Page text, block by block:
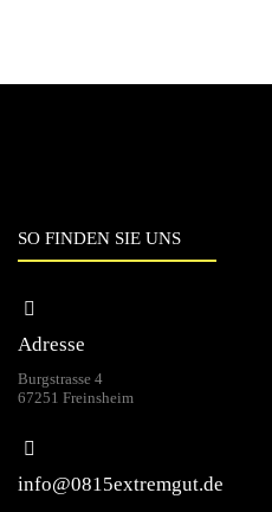
SO FINDEN SIE UNS
Adresse
Burgstrasse 4
67251 Freinsheim
info@0815extremgut.de